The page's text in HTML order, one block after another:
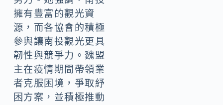
擁有豐富的觀光資
源，而各協會的積極
參與讓南投觀光更具
韌性與競爭力。魏盟
主在疫情期間帶領業
者克服困境，爭取紓
困方案，並積極推動